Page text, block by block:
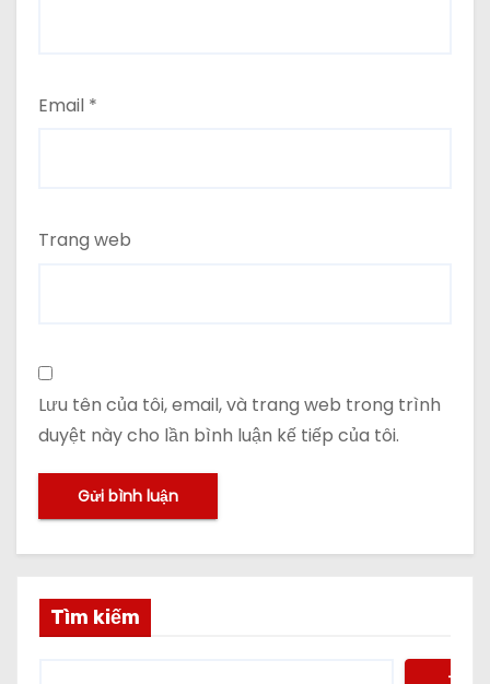
Email *
Trang web
Lưu tên của tôi, email, và trang web trong trình
duyệt này cho lần bình luận kế tiếp của tôi.
Tìm kiếm